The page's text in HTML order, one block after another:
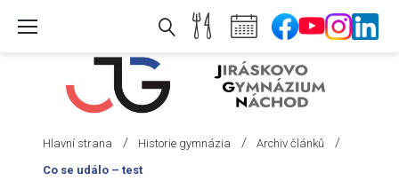
Hlavní strana / Historie gymnázia / Archiv článků /
Co se událo – test